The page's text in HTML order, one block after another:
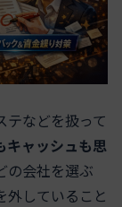
テなどを扱って
キャッシュも思
の会社を選ぶ
外していること